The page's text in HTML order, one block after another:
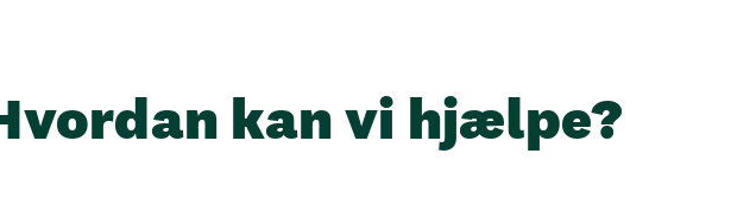
kan vi hjælpe?